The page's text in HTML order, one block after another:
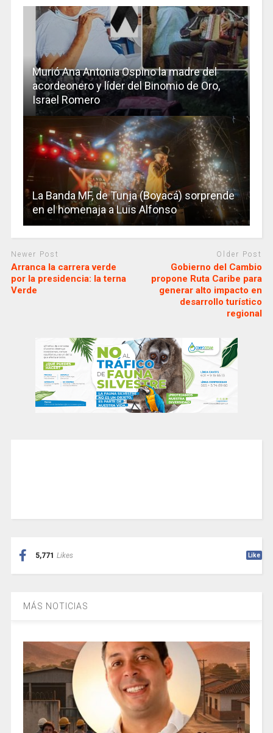
Murió Ana Antonia Ospino la madre del
acordeonero y líder del Binomio de Oro,
Israel Romero
La Banda MF, de Tunja (Boyacá) sorprende
en el homenaja a Luis Alfonso
Newer Post
Arranca la carrera verde
por la presidencia: la terna
Verde
Older Post
Gobierno del Cambio
propone Ruta Caribe para
generar alto impacto en
desarrollo turístico
regional
5,771 Likes Like
MÁS NOTICIAS